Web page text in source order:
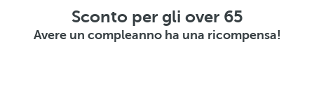
Sconto per gli over 65
Avere un compleanno ha una ricompensa!